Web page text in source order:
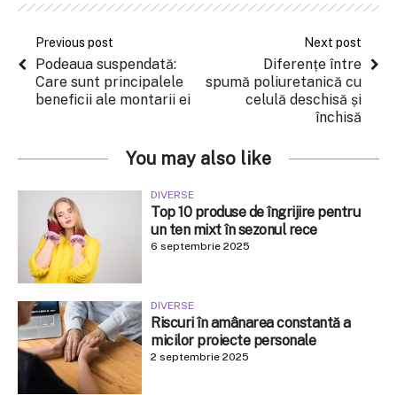
Previous post
Podeaua suspendată:
Care sunt principalele
beneficii ale montarii ei
Next post
Diferențe între
spumă poliuretanică cu
celulă deschisă și
închisă
You may also like
DIVERSE
Top 10 produse de îngrijire pentru
un ten mixt în sezonul rece
6 septembrie 2025
DIVERSE
Riscuri în amânarea constantă a
micilor proiecte personale
2 septembrie 2025